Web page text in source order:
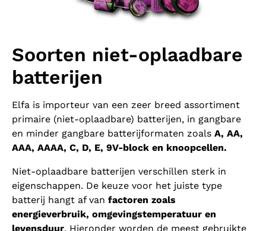
Soorten niet-oplaadbare
batterijen
Elfa is importeur van een zeer breed assortiment
primaire (niet-oplaadbare) batterijen, in gangbare
en minder gangbare batterijformaten zoals A, AA,
AAA, AAAA, C, D, E, 9V-block en knoopcellen.
Niet-oplaadbare batterijen verschillen sterk in
eigenschappen. De keuze voor het juiste type
batterij hangt af van factoren zoals
energieverbruik, omgevingstemperatuur en
levensduur. Hieronder worden de meest gebruikte